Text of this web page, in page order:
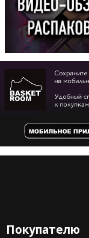
Покупателю